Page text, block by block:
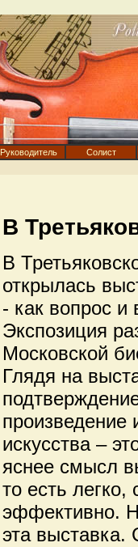
Руководитель Солист
В
В
открылась
- как вопрос и
Экспозиция
Московской
Глядя на
произведение
искусства –
яснее смысл
то есть легко,
эффективно.
эта выставка.